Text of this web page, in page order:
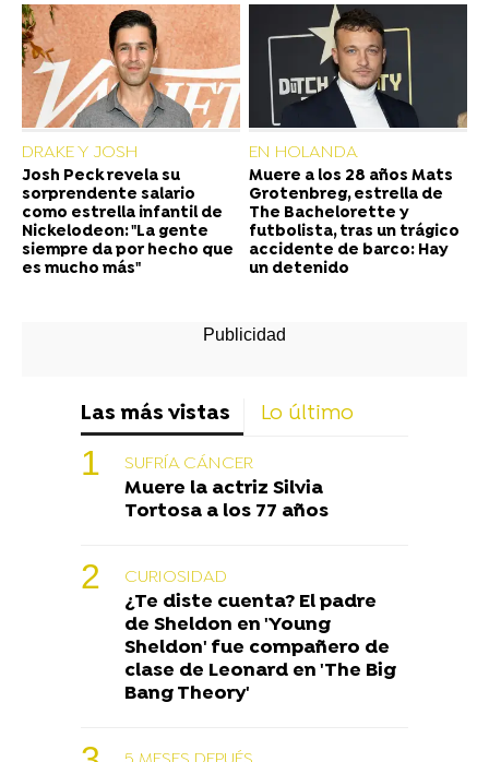
DRAKE Y JOSH
Josh Peck revela su
sorprendente salario
como estrella infantil de
Nickelodeon: "La gente
siempre da por hecho que
es mucho más"
EN HOLANDA
Muere a los 28 años Mats
Grotenbreg, estrella de
The Bachelorette y
futbolista, tras un trágico
accidente de barco: Hay
un detenido
Las más vistas Lo último
SUFRÍA CÁNCER
Muere la actriz Silvia
Tortosa a los 77 años
CURIOSIDAD
¿Te diste cuenta? El padre
de Sheldon en 'Young
Sheldon' fue compañero de
clase de Leonard en 'The Big
Bang Theory'